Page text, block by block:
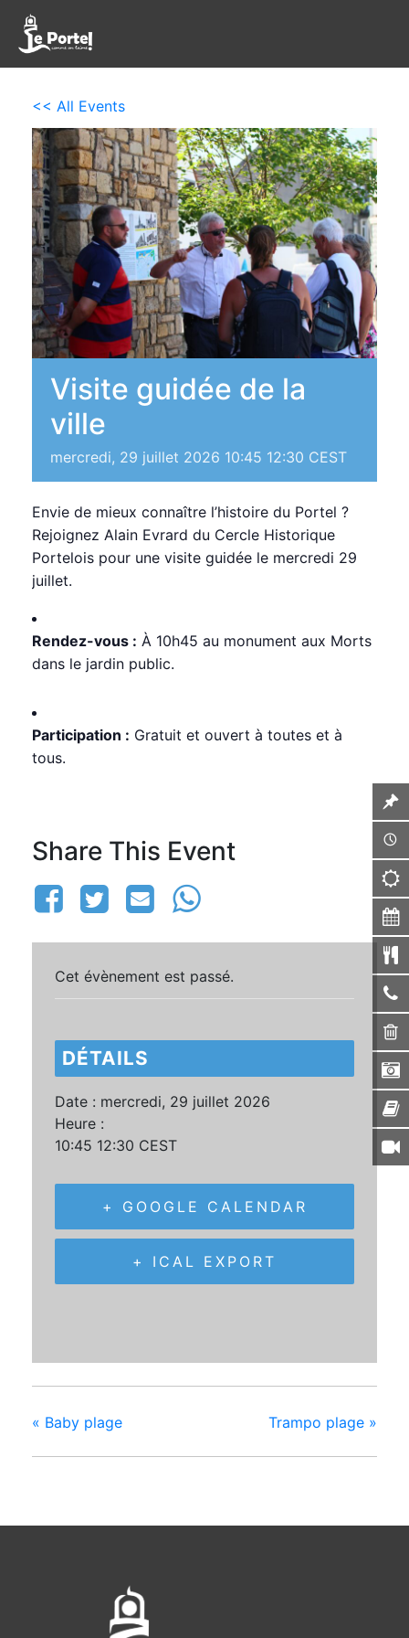
<< All Events
Visite guidée de la
ville
mercredi, 29 juillet 2026 10:45 12:30 CEST
Envie de mieux connaître l’histoire du Portel ?
Rejoignez Alain Evrard du Cercle Historique
Portelois pour une visite guidée le mercredi 29
juillet.
Rendez-vous : À 10h45 au monument aux Morts
dans le jardin public.
Participation : Gratuit et ouvert à toutes et à
tous.
Share This Event
Cet évènement est passé.
DÉTAILS
Date : mercredi, 29 juillet 2026
Heure :
10:45 12:30 CEST
+ GOOGLE CALENDAR
+ ICAL EXPORT
« Baby plage Trampo plage »